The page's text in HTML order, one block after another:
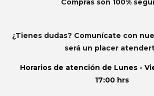
Compras son 100%
¿Tienes dudas? Comunícate con
será un placer
Horarios de atención de Lunes -
17:00 hrs